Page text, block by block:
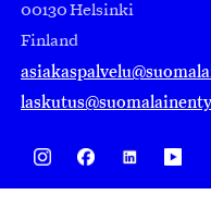
00130 Helsinki
Finland